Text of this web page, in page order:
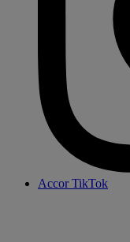
Accor TikTok